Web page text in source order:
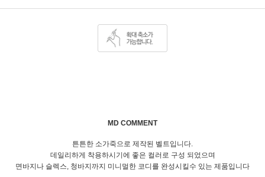
MD COMMENT
튼튼한 소가죽으로 제작된 벨트입니다.
데일리하게 착용하시기에 좋은 컬러로 구성 되었으며
면바지나 슬렉스, 청바지까지 미니멀한 코디를 완성시킬수 있는 제품입니다